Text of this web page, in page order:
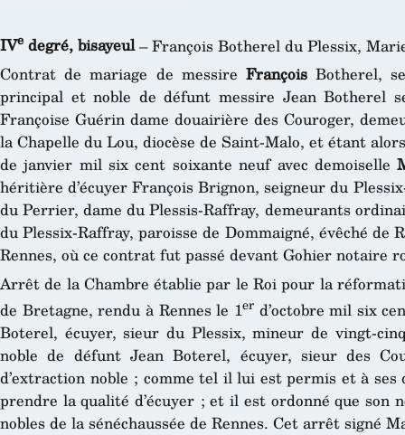
IVe degré, bisayeul– François Botherel du Plessix,
Contrat de mariage de messire FrançoisBotherel,
principal et noble de défunt messire Jean Botherel
Françoise Guérin dame douairière des Couroger,
la Chapelle du Lou, diocèse de Saint-Malo, et étant
de janvier mil six cent soixante neuf avec demoiselle
héritière d’écuyer François Brignon, seigneur du
du Perrier, dame du Plessis-Raffray, demeurants
du Plessix-Raffray, paroisse de Dommaigné, évêché de
Rennes, où ce contrat fut passé devant Gohier notaire
Arrêt de la Chambre établie par le Roi pour la
de Bretagne, rendu à Rennes le 1erd’octobre mil six
Boterel, écuyer, sieur du Plessix, mineur de vingt-
noble de défunt Jean Boterel, écuyer, sieur des
d’extraction noble ; comme tel il lui est permis et à ses
prendre la qualité d’écuyer ; et il est ordonné que son
nobles de la sénéchaussée de Rennes. Cet arrêt signé